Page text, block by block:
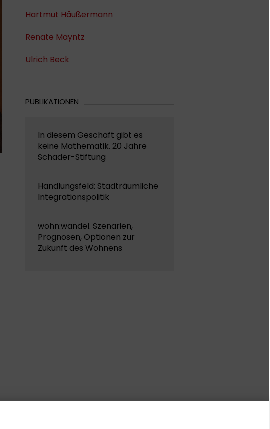
Hartmut Häußermann
Renate Mayntz
Ulrich Beck
PUBLIKATIONEN
In diesem Geschäft gibt es
keine Mathematik. 20 Jahre
Schader-Stiftung
Handlungsfeld: Stadträumliche
Integrationspolitik
wohn:wandel. Szenarien,
Prognosen, Optionen zur
Zukunft des Wohnens